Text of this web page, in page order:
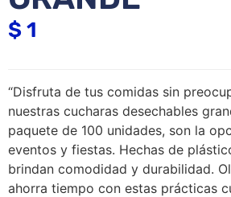
$ 1
“Disfruta de tus comidas sin
nuestras cucharas desechables
paquete de 100 unidades, son la
eventos y fiestas. Hechas de
brindan comodidad y durabilidad.
ahorra tiempo con estas prácticas